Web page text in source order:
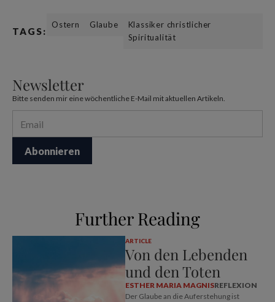
TAGS:
Ostern Glaube
Klassiker christlicher
Spiritualität
Newsletter
Bitte senden mir eine wöchentliche E-Mail mit aktuellen Artikeln.
Further Reading
ARTICLE
Von den Lebenden
und den Toten
ESTHER MARIA MAGNISREFLEXION
Der Glaube an die Auferstehung ist